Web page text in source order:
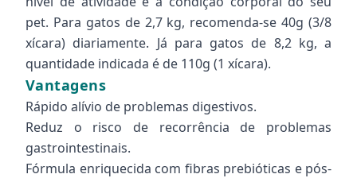
pet. Para gatos de 2,7 kg, recomenda-se 40g (3/8
xícara) diariamente. Já para gatos de 8,2 kg, a
quantidade indicada é de 110g (1 xícara).
Vantagens
Rápido alívio de problemas digestivos.
Reduz o risco de recorrência de problemas
gastrointestinais.
Fórmula enriquecida com fibras prebióticas e pós-